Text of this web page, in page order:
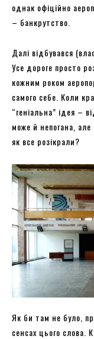
однак офіційно
– банкрутство.
Далі відбувався
Усе дороге просто
кожним роком
самого себе. Коли
“геніальна” ідея –
може й непогана,
як все розікрали?
Як би там не було,
сенсах цього слова.